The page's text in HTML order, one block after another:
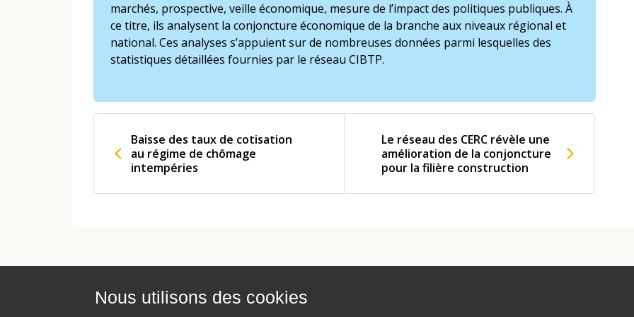
Nous utilisons des cookies
marchés, prospective, veille économique, mesure de l’impact des politiques publiques. À
ce titre, ils analysent la conjoncture économique de la branche aux niveaux régional et
national. Ces analyses s’appuient sur de nombreuses données parmi lesquelles des
statistiques détaillées fournies par le réseau CIBTP.
Baisse des taux de cotisation
au régime de chômage
intempéries
Le réseau des CERC révèle une
amélioration de la conjoncture
pour la filière construction